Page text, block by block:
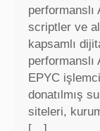
performanslı
scriptler ve
kapsamlı
EPYC
donatılmış
siteleri,